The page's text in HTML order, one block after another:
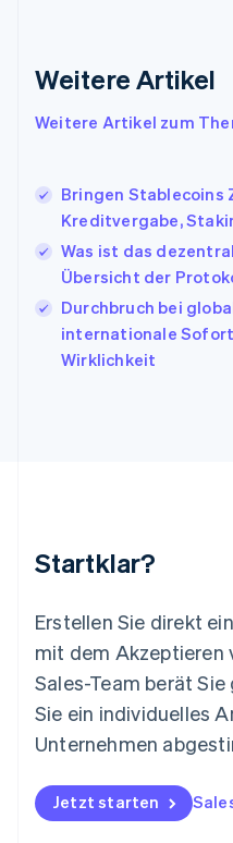
Weitere Artikel
Weitere Artikel zum
Bringen Stablecoins
Kreditvergabe,
Was ist das
Übersicht der
Durchbruch bei
internationale
Wirklichkeit
Startklar?
Erstellen Sie direkt
mit dem Akzeptieren
Sales-Team berät
Sie ein individuelles
Unternehmen
Jetzt starten
Irland
Italien
日本語 English
Kanada
English Français
Kroatien
EnglishItaliano
English
Liechtenstein
DeutschEnglish
Mexiko
English
Niederlande
Nederlands English
Norwegen
English
Österreich
Polen
English
Portugal